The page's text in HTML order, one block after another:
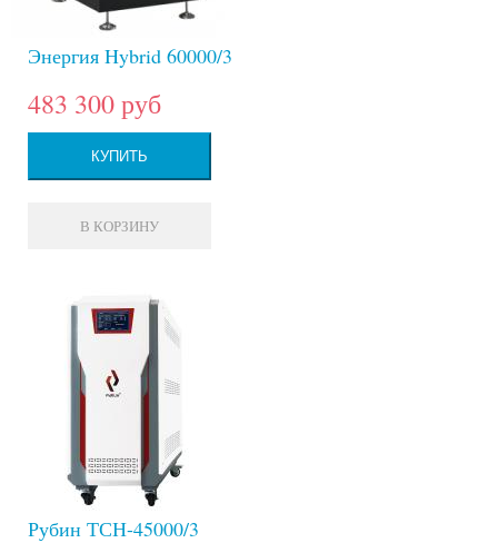
Энергия Hybrid 60000/3
483 300 руб
КУПИТЬ
В КОРЗИНУ
Рубин ТСН-45000/3